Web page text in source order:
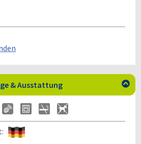
& Ausstattung 